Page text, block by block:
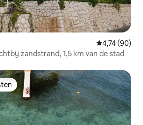
Gemiddelde
4,74 (90)
zandstrand, 1,5 km van de stad